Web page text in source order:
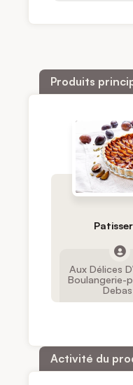
Produits
Aux Délices
Boulangerie-
Activité du